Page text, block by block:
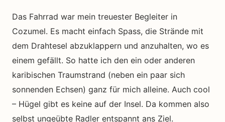
Das Fahrrad war mein treuester Begleiter in
Cozumel. Es macht einfach Spass, die Strände mit
dem Drahtesel abzuklappern und anzuhalten, wo es
einem gefällt. So hatte ich den ein oder anderen
karibischen Traumstrand (neben ein paar sich
sonnenden Echsen) ganz für mich alleine. Auch cool
– Hügel gibt es keine auf der Insel. Da kommen also
selbst ungeübte Radler entspannt ans Ziel.